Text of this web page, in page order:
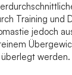
Training und
jedoch
werden.